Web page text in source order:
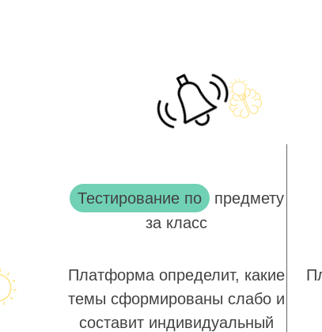
Тестирование по предмету
за класс
Платформа определит, какие
темы сформированы слабо и
составит индивидуальный